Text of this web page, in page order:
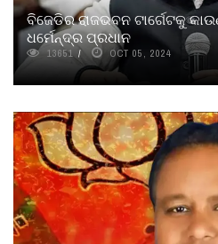
ବିଜେଡିର ରାଜଭବନ ଟାର୍ଗେଟକୁ
ଧର୍ମେନ୍ଦ୍ର ପ୍ରଧାନ
13651 OCT 05, 2024